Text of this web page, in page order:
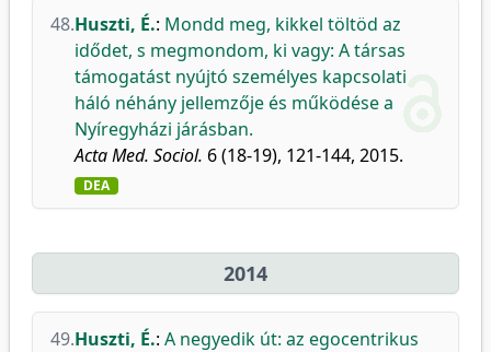
48.Huszti, É.: Mondd meg, kikkel töltöd az
idődet, s megmondom, ki vagy: A társas
támogatást nyújtó személyes kapcsolati
háló néhány jellemzője és működése a
Nyíregyházi járásban.
Acta Med. Sociol. 6 (18-19), 121-144, 2015.
DEA
2014
49.Huszti, É.: A negyedik út: az egocentrikus